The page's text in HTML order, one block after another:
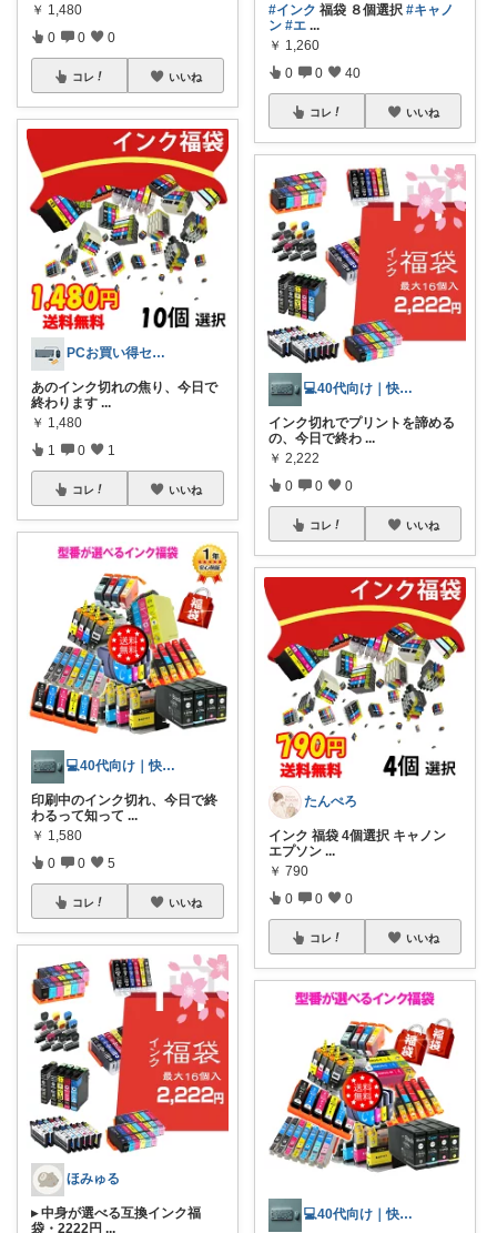
￥ 1,480
0 0 0
コレ いいね
PCお買い得セレクト
あのインク切れの焦り、今日で
終わります ...
￥ 1,480
1 0 1
コレ いいね
💻40代向け｜快適PC環境
印刷中のインク切れ、今日で終
わるって知って ...
￥ 1,580
0 0 5
コレ いいね
ほみゅる
▸ 中身が選べる互換インク福
袋・2222円 ...
#インク 福袋 ８個選択 #キャノ
ン #エ ...
￥ 1,260
0 0 40
コレ いいね
💻40代向け｜快適PC環境
インク切れでプリントを諦める
の、今日で終わ ...
￥ 2,222
0 0 0
コレ いいね
たんぺろ
インク 福袋 4個選択 キャノン
エプソン ...
￥ 790
0 0 0
コレ いいね
💻40代向け｜快適PC環境